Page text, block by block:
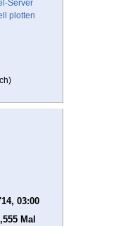
0.5
Server
plotten
03:00
Mal